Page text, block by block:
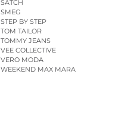
SATCH
SMEG
STEP BY STEP
TOM TAILOR
TOMMY JEANS
VEE COLLECTIVE
VERO MODA
WEEKEND MAX MARA